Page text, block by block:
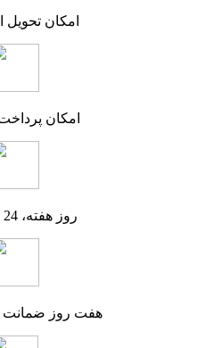
امکان
امکان
7 روز هفته، 24 ساعته
هفت روز ضمانت